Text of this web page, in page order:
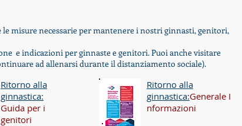
misure necessarie per mantenere i nostri ginnasti, genitori,
e indicazioni per ginnaste e genitori. Puoi anche visitare
ad allenarsi durante il distanziamento sociale).
Ritorno alla
ginnastica:
Guida per i
genitori
Ritorno alla
ginnastica:Generale I
nformazioni